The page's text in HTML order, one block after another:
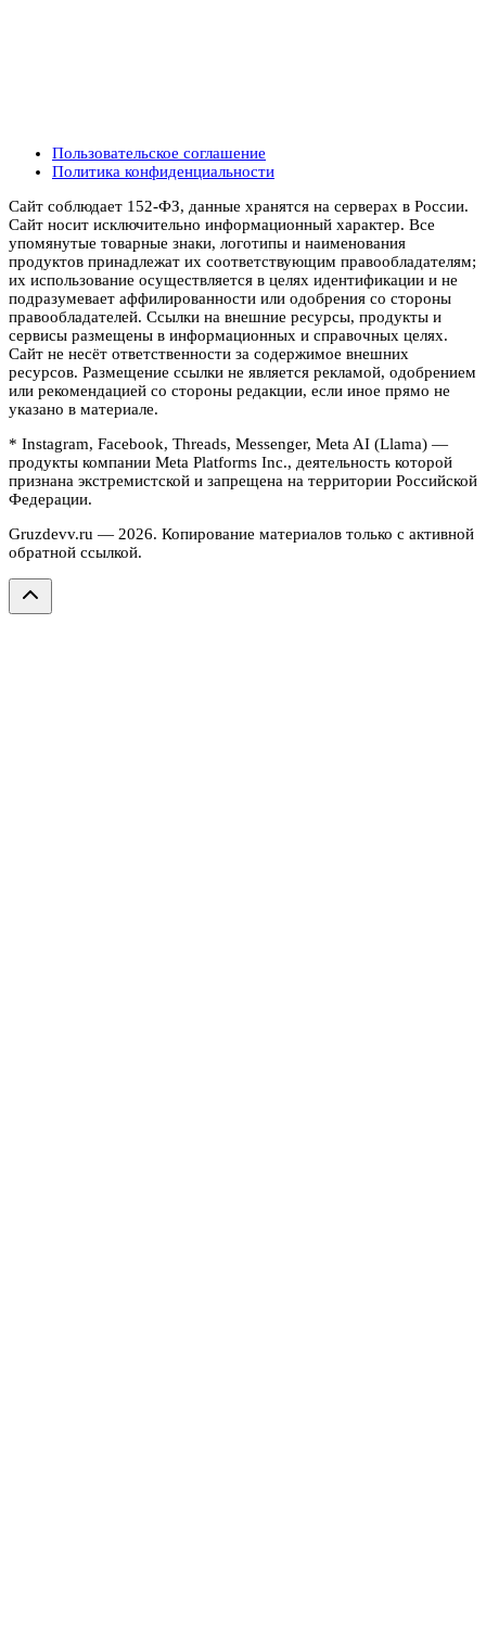
Пользовательское соглашение
Политика конфиденциальности
Сайт соблюдает 152-ФЗ, данные хранятся на серверах в России.
Сайт носит исключительно информационный характер. Все
упомянутые товарные знаки, логотипы и наименования
продуктов принадлежат их соответствующим правообладателям;
их использование осуществляется в целях идентификации и не
подразумевает аффилированности или одобрения со стороны
правообладателей. Ссылки на внешние ресурсы, продукты и
сервисы размещены в информационных и справочных целях.
Сайт не несёт ответственности за содержимое внешних
ресурсов. Размещение ссылки не является рекламой, одобрением
или рекомендацией со стороны редакции, если иное прямо не
указано в материале.
* Instagram, Facebook, Threads, Messenger, Meta AI (Llama) —
продукты компании Meta Platforms Inc., деятельность которой
признана экстремистской и запрещена на территории Российской
Федерации.
Gruzdevv.ru — 2026. Копирование материалов только с активной
обратной ссылкой.